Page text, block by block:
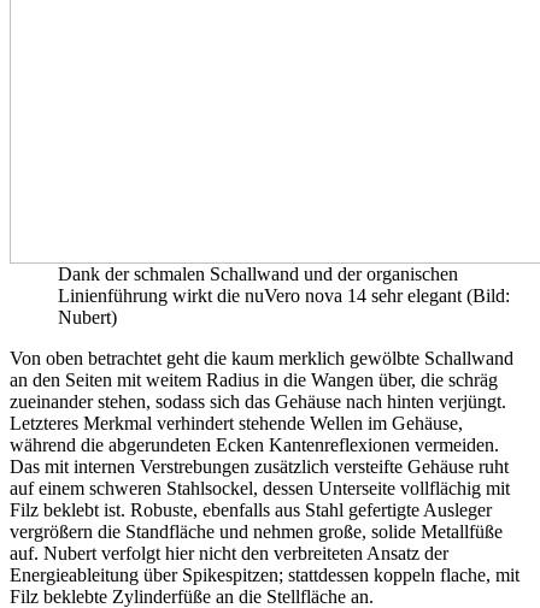
Dank der schmalen Schallwand und der organischen
Linienführung wirkt die nuVero nova 14 sehr elegant (Bild:
Nubert)
Von oben betrachtet geht die kaum merklich gewölbte Schallwand
an den Seiten mit weitem Radius in die Wangen über, die schräg
zueinander stehen, sodass sich das Gehäuse nach hinten verjüngt.
Letzteres Merkmal verhindert stehende Wellen im Gehäuse,
während die abgerundeten Ecken Kantenreflexionen vermeiden.
Das mit internen Verstrebungen zusätzlich versteifte Gehäuse ruht
auf einem schweren Stahlsockel, dessen Unterseite vollflächig mit
Filz beklebt ist. Robuste, ebenfalls aus Stahl gefertigte Ausleger
vergrößern die Standfläche und nehmen große, solide Metallfüße
auf. Nubert verfolgt hier nicht den verbreiteten Ansatz der
Energieableitung über Spikespitzen; stattdessen koppeln flache, mit
Filz beklebte Zylinderfüße an die Stellfläche an.